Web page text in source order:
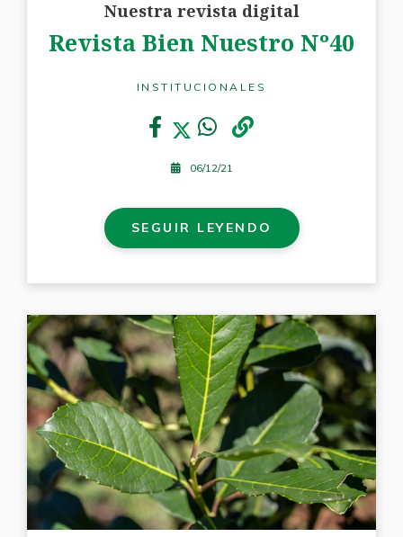
Nuestra revista digital
Revista Bien Nuestro Nº40
INSTITUCIONALES
06/12/21
SEGUIR LEYENDO